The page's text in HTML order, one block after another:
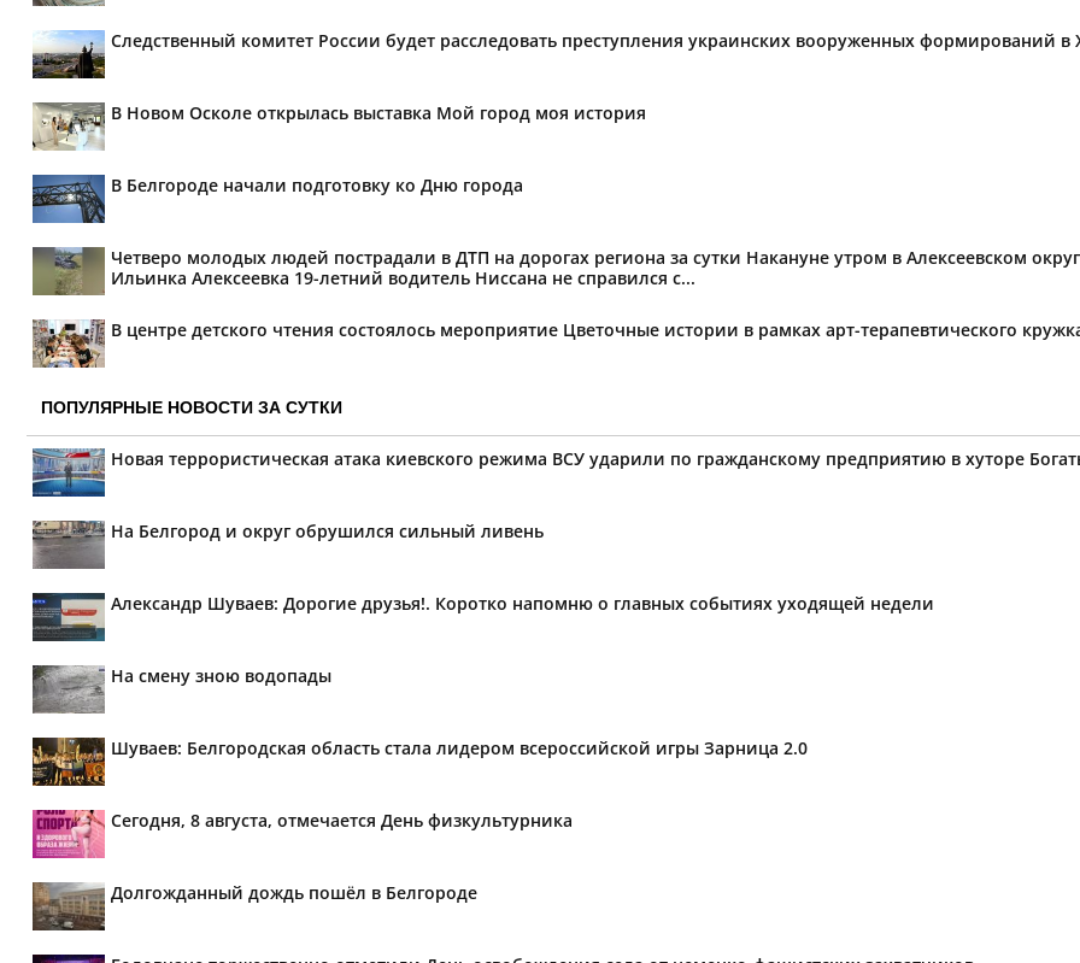
Следственный комитет России будет расследовать преступления украинских вооруженных формирований в
В Новом Осколе открылась выставка Мой город моя история
В Белгороде начали подготовку ко Дню города
Четверо молодых людей пострадали в ДТП на дорогах региона за сутки Накануне утром в Алексеевском
Ильинка Алексеевка 19-летний водитель Ниссана не справился с...
В центре детского чтения состоялось мероприятие Цветочные истории в рамках арт-терапевтического
ПОПУЛЯРНЫЕ НОВОСТИ ЗА СУТКИ
Новая террористическая атака киевского режима ВСУ ударили по гражданскому предприятию в хуторе
На Белгород и округ обрушился сильный ливень
Александр Шуваев: Дорогие друзья!. Коротко напомню о главных событиях уходящей недели
На смену зною водопады
Шуваев: Белгородская область стала лидером всероссийской игры Зарница 2.0
Сегодня, 8 августа, отмечается День физкультурника
Долгожданный дождь пошёл в Белгороде